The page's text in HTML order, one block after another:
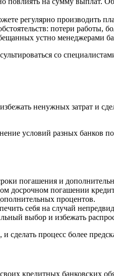
регулярно производить
потери работы,
устно менеджерами
со
ненужных затрат и
условий разных банков
погашения и
досрочном погашении
процентов.
себя на случай
выбор и избежать
сделать процесс более
кредитных банковских